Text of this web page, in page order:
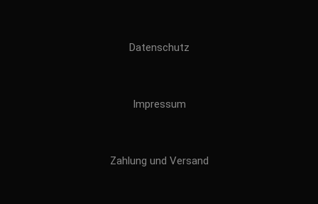
Datenschutz
Impressum
Zahlung und Versand